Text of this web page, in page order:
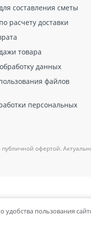
составления сметы
расчету доставки
товара
данных
файлов
персональных
офертой.
пользования